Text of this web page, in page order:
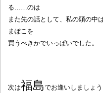
る……のは
また先の話として、私の頭の中
まぼこを
買うべきかでいっぱいでした。
次は福島でお逢いしましょう